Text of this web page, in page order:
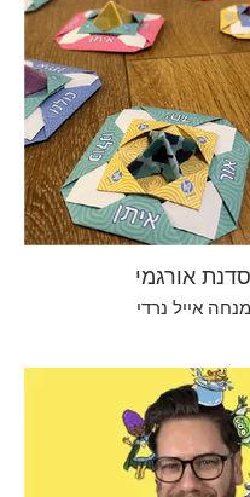
סדנת אורגמי
מנחה אייל נרדי